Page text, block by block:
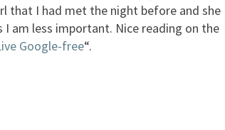
that I had met the night before and she
am less important. Nice reading on the
Google-free“.